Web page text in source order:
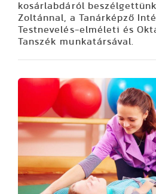
kosárlabdáról
Zoltánnal, a Tanárképző
Testnevelés-elméleti és
Tanszék munkatársával.